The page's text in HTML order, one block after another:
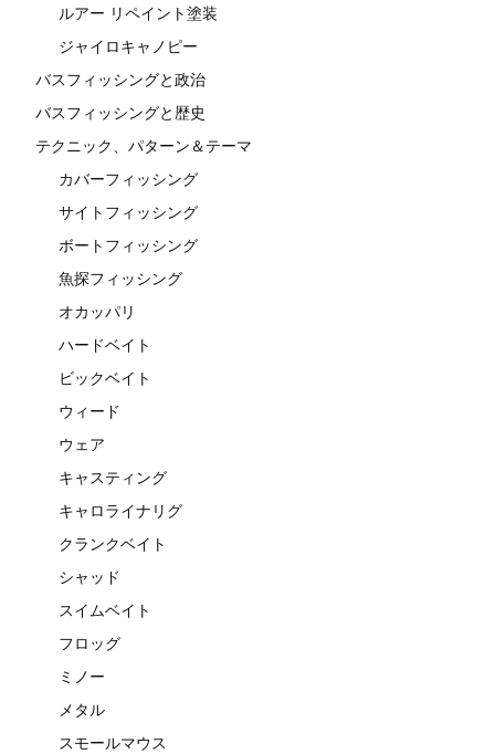
ルアー リペイント塗装
ジャイロキャノピー
バスフィッシングと政治
バスフィッシングと歴史
テクニック、パターン＆テーマ
カバーフィッシング
サイトフィッシング
ボートフィッシング
魚探フィッシング
オカッパリ
ハードベイト
ビックベイト
ウィード
ウェア
キャスティング
キャロライナリグ
クランクベイト
シャッド
スイムベイト
フロッグ
ミノー
メタル
スモールマウス